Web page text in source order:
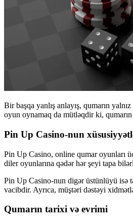
Bir başqa yanlış anlayış, qumarın
oyun oynamaq da mütləqdir ki,
Pin Up Casino-nun
Pin Up Casino, online qumar oyunları
diler oyunlarına qədər hər şeyi tapa
Pin Up Casino-nun digər üstünlüyü isə
vacibdir. Ayrıca, müştəri dəstəyi
Qumarın tarixi və evrimi